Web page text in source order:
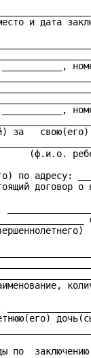
и дата
за
(ф.и.о.
по адресу:
договор о
по